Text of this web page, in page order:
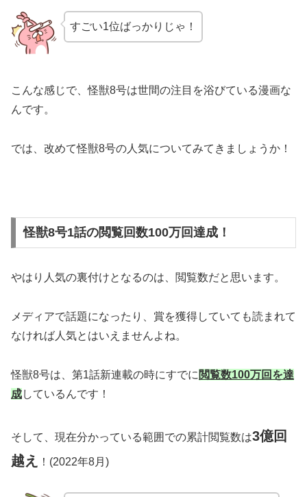
すごい1位ばっかりじゃ！
こんな感じで、怪獣8号は世間の注目を浴びている漫画な
んです。
では、改めて怪獣8号の人気についてみてきましょうか！
怪獣8号1話の閲覧回数100万回達成！
やはり人気の裏付けとなるのは、閲覧数だと思います。
メディアで話題になったり、賞を獲得していても読まれて
なければ人気とはいえませんよね。
怪獣8号は、第1話新連載の時にすでに 閲覧数100万回を達
成しているんです！
そして、現在分かっている範囲での累計閲覧数は3億回
越え
！(2022年8月)